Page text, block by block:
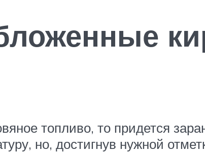
топливо, то придется
но, достигнув нужной